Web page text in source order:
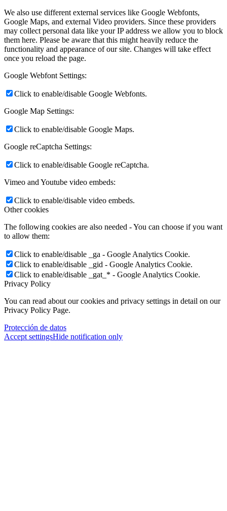
We also use different external services like Google Webfonts,
Google Maps, and external Video providers. Since these providers
may collect personal data like your IP address we allow you to block
them here. Please be aware that this might heavily reduce the
functionality and appearance of our site. Changes will take effect
once you reload the page.
Google Webfont Settings:
Click to enable/disable Google Webfonts.
Google Map Settings:
Click to enable/disable Google Maps.
Google reCaptcha Settings:
Click to enable/disable Google reCaptcha.
Vimeo and Youtube video embeds:
Click to enable/disable video embeds.
Other cookies
The following cookies are also needed - You can choose if you want
to allow them:
Click to enable/disable _ga - Google Analytics Cookie.
Click to enable/disable _gid - Google Analytics Cookie.
Click to enable/disable _gat_* - Google Analytics Cookie.
Privacy Policy
You can read about our cookies and privacy settings in detail on our
Privacy Policy Page.
Protección de datos
Accept settingsHide notification only